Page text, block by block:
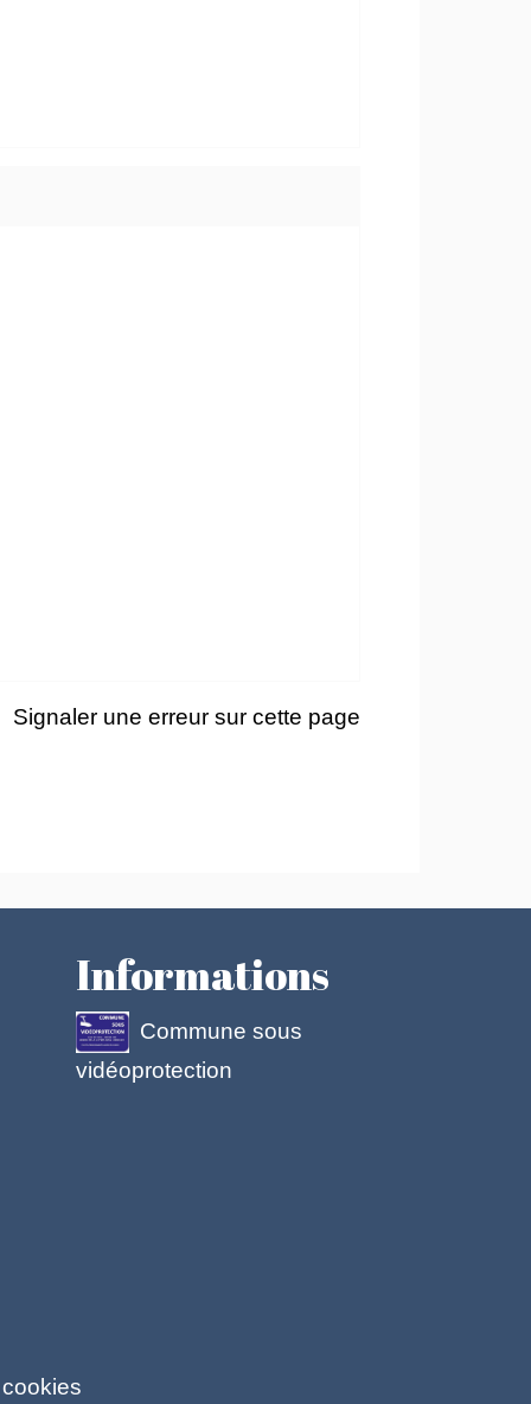
Signaler une erreur sur cette page
Informations
Commune sous
vidéoprotection